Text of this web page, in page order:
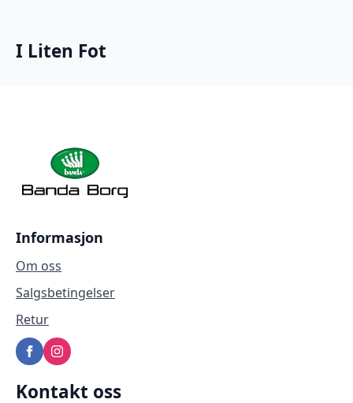
I Liten Fot
Informasjon
Om oss
Salgsbetingelser
Retur
Kontakt oss